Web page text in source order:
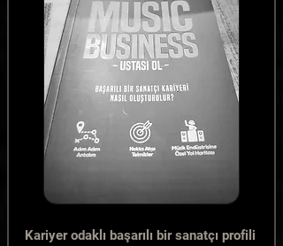
Kariyer odaklı başarılı bir sanatçı profili